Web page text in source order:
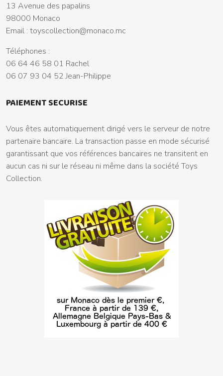
13 Avenue des papalins
98000 Monaco
Email : toyscollection@monaco.mc
Téléphones :
06 64 46 58 01 Rachel
06 07 93 04 52 Jean-Philippe
PAIEMENT SECURISE
Vous êtes automatiquement dirigé vers le serveur de notre
partenaire bancaire. La transaction passe en mode sécurisé
garantissant que vos références bancaires ne transitent en
aucun cas ni sur le réseau ni même dans la société Toys
Collection.